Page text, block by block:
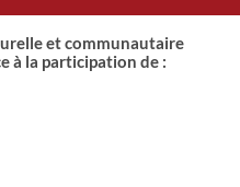
et communautaire
à la participation de :